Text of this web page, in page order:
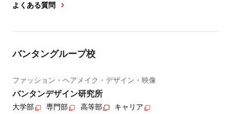
よくある質問
バンタングループ校
ファッション・ヘアメイク・デザイン・映像
バンタンデザイン研究所
大学部 専門部 高等部 キャリア